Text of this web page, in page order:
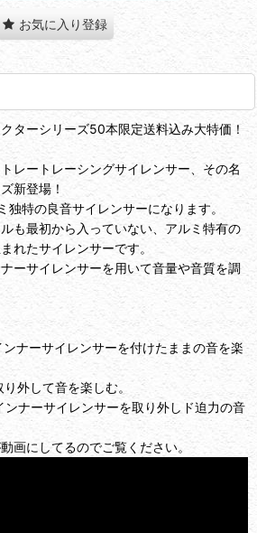
お気に入り登録
ターシリーズ50本限定送料込み大特価！
レートレーシングサイレンサー、その名
新登場！
独特の良音サイレンサーになります。
も最初から入っていない、アルミ特有の
れたサイレンサーです。
ーサイレンサーを用いて音量や音質を調
ナーサイレンサーを付けたままの音を楽
外して音を楽しむ。
ナーサイレンサーを取り外しド迫力の音
画にしてるのでご覧ください。